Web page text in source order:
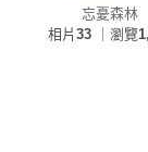
忘憂森林
相片 33｜瀏覽